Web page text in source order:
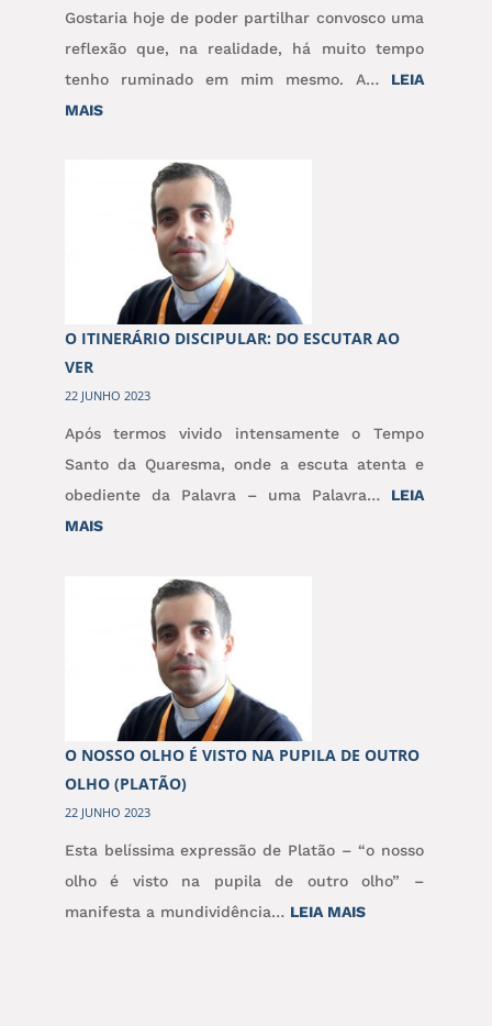
Gostaria hoje de poder partilhar convosco uma
reflexão que, na realidade, há muito tempo
tenho ruminado em mim mesmo. A… LEIA
MAIS:
CHORAS
O ITINERÁRIO DISCIPULAR: DO ESCUTAR AO
VER
22 JUNHO 2023
Após termos vivido intensamente o Tempo
Santo da Quaresma, onde a escuta atenta e
obediente da Palavra – uma Palavra… LEIA
MAIS:
ITINERÁRIO
DISCIPULAR:
ESCUTAR
VER
O NOSSO OLHO É VISTO NA PUPILA DE OUTRO
OLHO (PLATÃO)
22 JUNHO 2023
Esta belíssima expressão de Platão – “o nosso
olho é visto na pupila de outro olho” –
manifesta a mundividência… LEIA MAIS: